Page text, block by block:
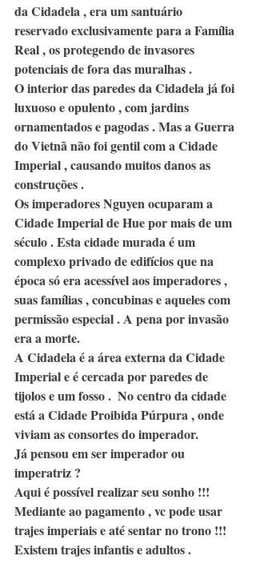
da Cidadela , era um santuário
reservado exclusivamente para a Família
Real , os protegendo de invasores
potenciais de fora das muralhas .
O interior das paredes da Cidadela já foi
luxuoso e opulento , com jardins
ornamentados e pagodas . Mas a Guerra
do Vietnã não foi gentil com a Cidade
Imperial , causando muitos danos as
construções .
Os imperadores Nguyen ocuparam a
Cidade Imperial de Hue por mais de um
século . Esta cidade murada é um
complexo privado de edifícios que na
época só era acessível aos imperadores ,
suas famílias , concubinas e aqueles com
permissão especial . A pena por invasão
era a morte.
A Cidadela é a área externa da Cidade
Imperial e é cercada por paredes de
tijolos e um fosso .  No centro da cidade
está a Cidade Proibida Púrpura , onde
viviam as consortes do imperador.
Já pensou em ser imperador ou
imperatriz ?
Aqui é possível realizar seu sonho !!!
Mediante ao pagamento , vc pode usar
trajes imperiais e até sentar no trono !!!
Existem trajes infantis e adultos .